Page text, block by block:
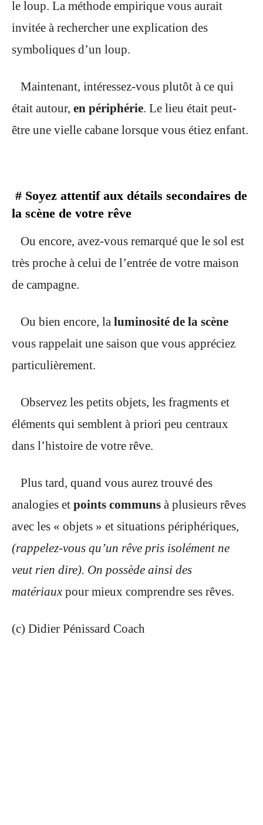
le loup. La méthode empirique vous aurait
invitée à rechercher une explication des
symboliques d’un loup.
Maintenant, intéressez-vous plutôt à ce qui
était autour, en périphérie. Le lieu était peut-
être une vielle cabane lorsque vous étiez enfant.
# Soyez attentif aux détails secondaires de
la scène de votre rêve
Ou encore, avez-vous remarqué que le sol est
très proche à celui de l’entrée de votre maison
de campagne.
Ou bien encore, la luminosité de la scène
vous rappelait une saison que vous appréciez
particulièrement.
Observez les petits objets, les fragments et
éléments qui semblent à priori peu centraux
dans l’histoire de votre rêve.
Plus tard, quand vous aurez trouvé des
analogies et points communs à plusieurs rêves
avec les « objets » et situations périphériques,
(rappelez-vous qu’un rêve pris isolément ne
veut rien dire). On possède ainsi des
matériaux pour mieux comprendre ses rêves.
(c) Didier Pénissard Coach